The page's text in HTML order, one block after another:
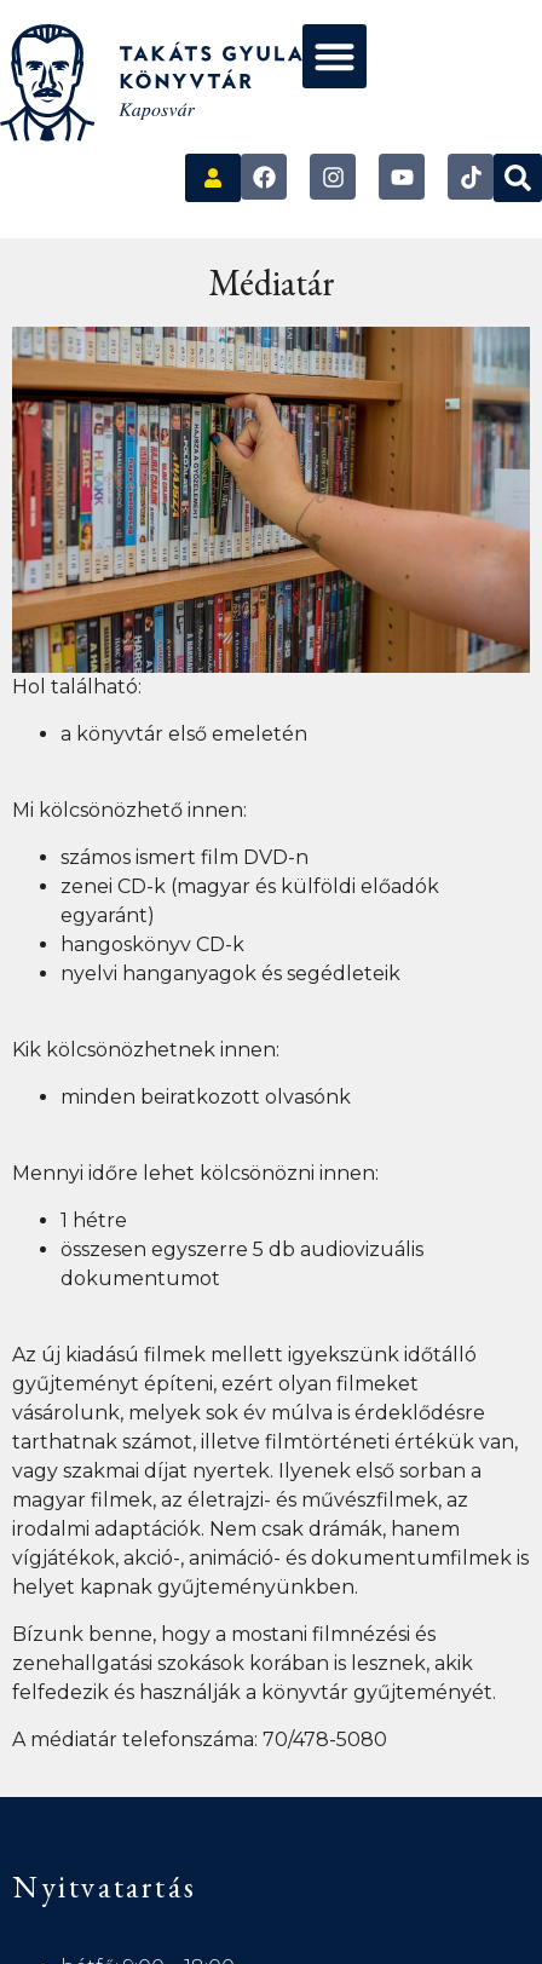
Médiatár
Hol található:
a könyvtár első emeletén
Mi kölcsönözhető innen:
számos ismert film DVD-n
zenei CD-k (magyar és külföldi előadók
egyaránt)
hangoskönyv CD-k
nyelvi hanganyagok és segédleteik
Kik kölcsönözhetnek innen:
minden beiratkozott olvasónk
Mennyi időre lehet kölcsönözni innen:
1 hétre
összesen egyszerre 5 db audiovizuális
dokumentumot
Az új kiadású filmek mellett igyekszünk időtálló
gyűjteményt építeni, ezért olyan filmeket
vásárolunk, melyek sok év múlva is érdeklődésre
tarthatnak számot, illetve filmtörténeti értékük van,
vagy szakmai díjat nyertek. Ilyenek első sorban a
magyar filmek, az életrajzi- és művészfilmek, az
irodalmi adaptációk. Nem csak drámák, hanem
vígjátékok, akció-, animáció- és dokumentumfilmek is
helyet kapnak gyűjteményünkben.
Bízunk benne, hogy a mostani filmnézési és
zenehallgatási szokások korában is lesznek, akik
felfedezik és használják a könyvtár gyűjteményét.
A médiatár telefonszáma: 70/478-5080
Nyitvatartás